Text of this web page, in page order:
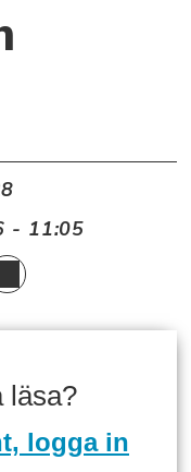
- 11:05
läsa?
logga in